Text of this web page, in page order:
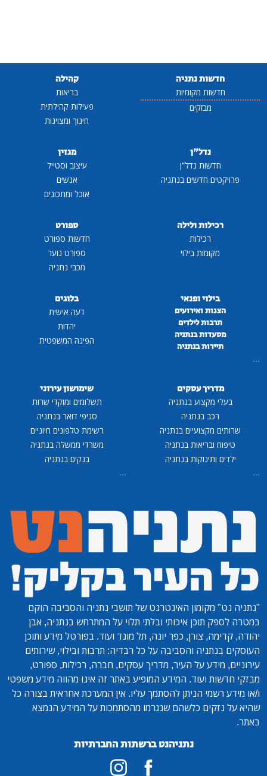
חדשות נתניה
חדשות מקומיות
מבזקים
קהילה
בריאות
פעילות קהילתית
חינוך ומצוינות
נדל"ן
חדשות נדל"ן
פרויקטים חדשים בנתניה
מגזין
עיצוב וסטייל
אנשים
אוכל ומתכונים
רכילות ולילה
רכילות
מקומות בילוי
ספורט
חדשות ספורט
ספורט נוער
מכבי נתניה
בילוי ופנאי
הצגות ואירועים
תרבות לילדים
מסעדות בנתניה
תיירות בנתניה
בלוגים
דעה אישית
יהדות
הפינה המשפטית
מדריך עסקים
בעלי מקצוע בנתניה
רכב בנתניה
שרותים מקצועיים בנתניה
טיפוח ובריאות בנתניה
ילדים ותינוקות בנתניה
שימושון עירוני
תשלומים ומוקדי שרות
סניפי דואר בנתניה
רשימת טלפונים חיוניים
משרדי ממשלה בנתניה
בנקים בנתניה
"נתניה נט" מקומון האינטרנט של תושבי נתניה והסביבה הוקם
במטרה לספק תוכן איכותי ובלתי תלוי על המתרחש בנתניה, אבן
יהודה, קדימה, צורן, כפר יונה, תל מונד ועוד. בפורטל מידע ותוכן
העוסקים בנתניה והסביבה על כל רבדיה: תרבות ובילוי, שירותים
עירוניים, מידע על העיר, מדריך עסקים, חברה, רכילות, ספורט,
מבזקי חדשות ועוד. המידע המופיע באתר זה אינו מהווה מידע משפטי
ו/או מידע רשמי הניתן להסתמך עליו. אין המערכת אחראית בצורה כל
שהיא על נזקים כלשהם שנגרמו מהסתמכות על המידע הנמצא
באתר.
נתניהנט ברשתות החברתיות